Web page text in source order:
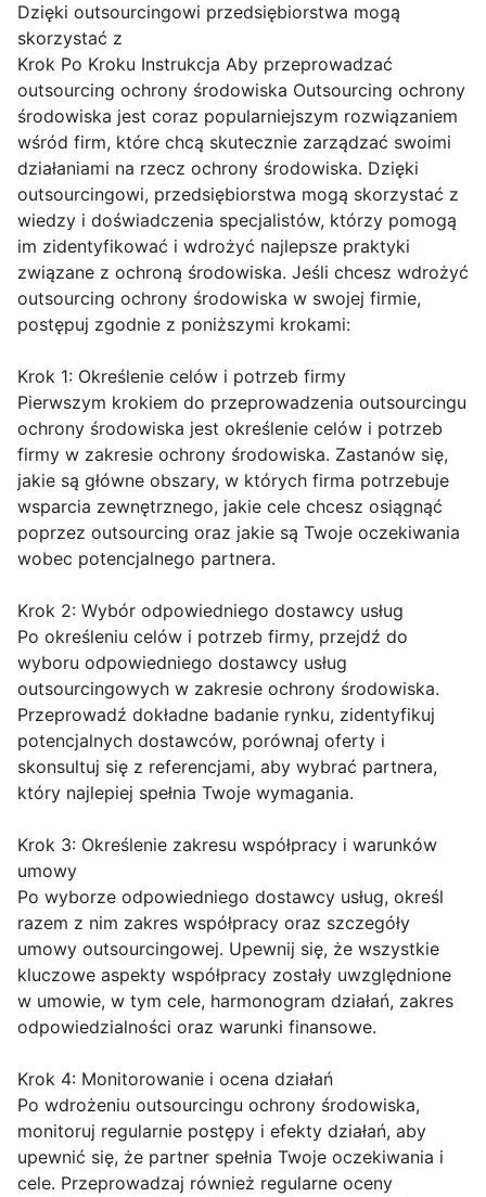
Dzięki outsourcingowi przedsiębiorstwa mogą
skorzystać z
Krok Po Kroku Instrukcja Aby przeprowadzać
outsourcing ochrony środowiska Outsourcing ochrony
środowiska jest coraz popularniejszym rozwiązaniem
wśród firm, które chcą skutecznie zarządzać swoimi
działaniami na rzecz ochrony środowiska. Dzięki
outsourcingowi, przedsiębiorstwa mogą skorzystać z
wiedzy i doświadczenia specjalistów, którzy pomogą
im zidentyfikować i wdrożyć najlepsze praktyki
związane z ochroną środowiska. Jeśli chcesz wdrożyć
outsourcing ochrony środowiska w swojej firmie,
postępuj zgodnie z poniższymi krokami:
Krok 1: Określenie celów i potrzeb firmy
Pierwszym krokiem do przeprowadzenia outsourcingu
ochrony środowiska jest określenie celów i potrzeb
firmy w zakresie ochrony środowiska. Zastanów się,
jakie są główne obszary, w których firma potrzebuje
wsparcia zewnętrznego, jakie cele chcesz osiągnąć
poprzez outsourcing oraz jakie są Twoje oczekiwania
wobec potencjalnego partnera.
Krok 2: Wybór odpowiedniego dostawcy usług
Po określeniu celów i potrzeb firmy, przejdź do
wyboru odpowiedniego dostawcy usług
outsourcingowych w zakresie ochrony środowiska.
Przeprowadź dokładne badanie rynku, zidentyfikuj
potencjalnych dostawców, porównaj oferty i
skonsultuj się z referencjami, aby wybrać partnera,
który najlepiej spełnia Twoje wymagania.
Krok 3: Określenie zakresu współpracy i warunków
umowy
Po wyborze odpowiedniego dostawcy usług, określ
razem z nim zakres współpracy oraz szczegóły
umowy outsourcingowej. Upewnij się, że wszystkie
kluczowe aspekty współpracy zostały uwzględnione
w umowie, w tym cele, harmonogram działań, zakres
odpowiedzialności oraz warunki finansowe.
Krok 4: Monitorowanie i ocena działań
Po wdrożeniu outsourcingu ochrony środowiska,
monitoruj regularnie postępy i efekty działań, aby
upewnić się, że partner spełnia Twoje oczekiwania i
cele. Przeprowadzaj również regularne oceny